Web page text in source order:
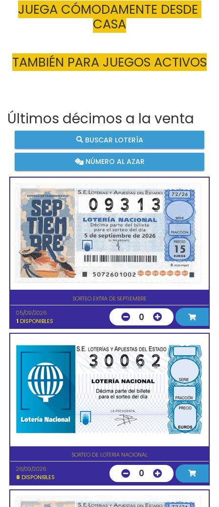
JUEGA CÓMODAMENTE DESDE
CASA
TAMBIÉN PARA JUEGOS ACTIVOS
Últimos décimos a la venta
BUSCAR LOTERÍA
NÚMERO AL AZAR
SORTEO EXTRA DE SEPTIEMBRE
05/09/2026
1 DISPONIBLES 0
SORTEO DE LOTERIA NACIONAL
26/09/2026
8 DISPONIBLES 0